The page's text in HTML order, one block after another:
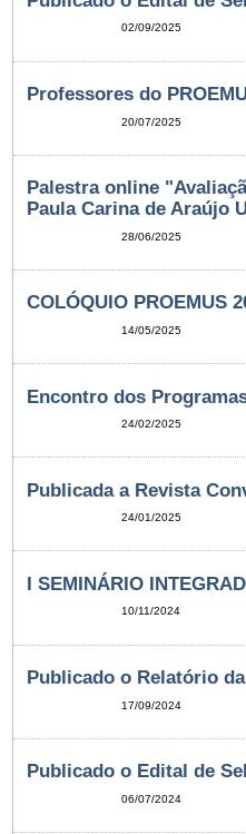
02/09/2025
Professores do
20/07/2025
Palestra online
Paula Carina de Araújo
28/06/2025
COLÓQUIO PROEMUS
14/05/2025
Encontro dos
24/02/2025
Publicada a Revista
24/01/2025
I SEMINÁRIO
10/11/2024
Publicado o Relatório
17/09/2024
Publicado o Edital de
06/07/2024